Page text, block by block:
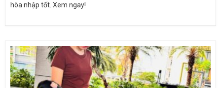
hòa nhập tốt. Xem ngay!